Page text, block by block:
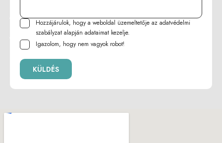
Hozzájárulok, hogy a weboldal üzemeltetője az adatvédelmi
szabályzat alapján adataimat kezelje.
Igazolom, hogy nem vagyok robot!
KÜLDÉS